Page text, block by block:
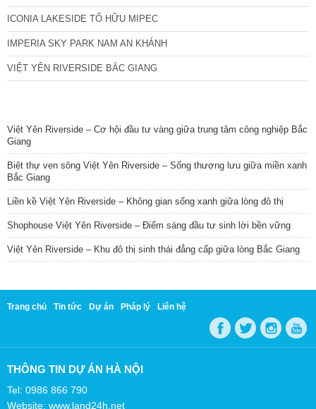
ICONIA LAKESIDE TỐ HỮU MIPEC
IMPERIA SKY PARK NAM AN KHÁNH
VIỆT YÊN RIVERSIDE BẮC GIANG
Việt Yên Riverside – Cơ hội đầu tư vàng giữa trung tâm công nghiệp Bắc
Giang
Biệt thự ven sông Việt Yên Riverside – Sống thượng lưu giữa miền xanh
Bắc Giang
Liền kề Việt Yên Riverside – Không gian sống xanh giữa lòng đô thị
Shophouse Việt Yên Riverside – Điểm sáng đầu tư sinh lời bền vững
Việt Yên Riverside – Khu đô thị sinh thái đẳng cấp giữa lòng Bắc Giang
Trang chủ Tin tức Dự án Pháp lý Liên hệ
THÔNG TIN DỰ ÁN HÀ NỘI
Tel: 0986 866 790
Website: www.land24h.net